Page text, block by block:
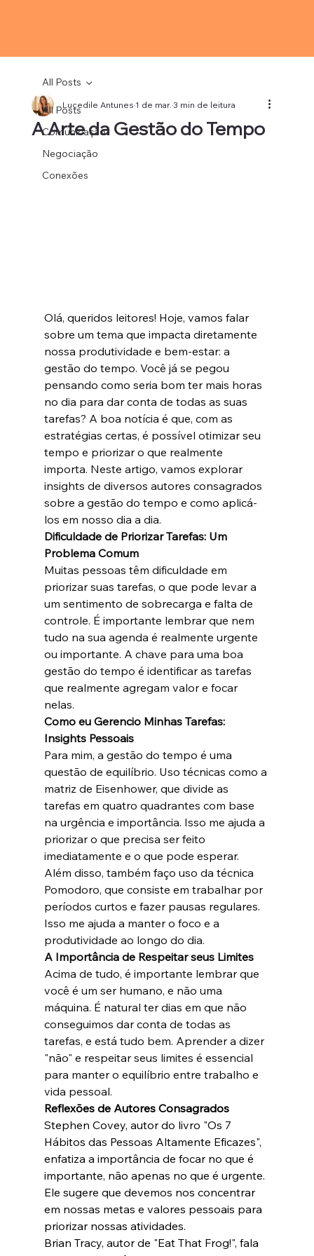
All Posts
Comunicação
Negociação
Conexões
All Posts
A Arte da Gestão do Tempo
Lucedile Antunes1 de mar.3 min de leitura
Olá, queridos leitores! Hoje, vamos falar
sobre um tema que impacta diretamente
nossa produtividade e bem-estar: a
gestão do tempo. Você já se pegou
pensando como seria bom ter mais horas
no dia para dar conta de todas as suas
tarefas? A boa notícia é que, com as
estratégias certas, é possível otimizar seu
tempo e priorizar o que realmente
importa. Neste artigo, vamos explorar
insights de diversos autores consagrados
sobre a gestão do tempo e como aplicá-
los em nosso dia a dia.
Dificuldade de Priorizar Tarefas: Um
Problema Comum
Muitas pessoas têm dificuldade em
priorizar suas tarefas, o que pode levar a
um sentimento de sobrecarga e falta de
controle. É importante lembrar que nem
tudo na sua agenda é realmente urgente
ou importante. A chave para uma boa
gestão do tempo é identificar as tarefas
que realmente agregam valor e focar
nelas.
Como eu Gerencio Minhas Tarefas:
Insights Pessoais
Para mim, a gestão do tempo é uma
questão de equilíbrio. Uso técnicas como a
matriz de Eisenhower, que divide as
tarefas em quatro quadrantes com base
na urgência e importância. Isso me ajuda a
priorizar o que precisa ser feito
imediatamente e o que pode esperar.
Além disso, também faço uso da técnica
Pomodoro, que consiste em trabalhar por
períodos curtos e fazer pausas regulares.
Isso me ajuda a manter o foco e a
produtividade ao longo do dia.
A Importância de Respeitar seus Limites
Acima de tudo, é importante lembrar que
você é um ser humano, e não uma
máquina. É natural ter dias em que não
conseguimos dar conta de todas as
tarefas, e está tudo bem. Aprender a dizer
"não" e respeitar seus limites é essencial
para manter o equilíbrio entre trabalho e
vida pessoal.
Reflexões de Autores Consagrados
Stephen Covey, autor do livro "Os 7
Hábitos das Pessoas Altamente Eficazes",
enfatiza a importância de focar no que é
importante, não apenas no que é urgente.
Ele sugere que devemos nos concentrar
em nossas metas e valores pessoais para
priorizar nossas atividades.
Brian Tracy, autor de "Eat That Frog!", fala